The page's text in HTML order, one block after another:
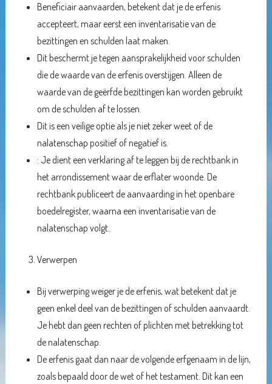
Beneficiair aanvaarden, betekent dat je de erfenis
accepteert, maar eerst een inventarisatie van de
bezittingen en schulden laat maken.
Dit beschermt je tegen aansprakelijkheid voor schulden
die de waarde van de erfenis overstijgen. Alleen de
waarde van de geërfde bezittingen kan worden gebruikt
om de schulden af te lossen.
Dit is een veilige optie als je niet zeker weet of de
nalatenschap positief of negatief is.
: Je dient een verklaring af te leggen bij de rechtbank in
het arrondissement waar de erflater woonde. De
rechtbank publiceert de aanvaarding in het openbare
boedelregister, waarna een inventarisatie van de
nalatenschap volgt.
Verwerpen
Bij verwerping weiger je de erfenis, wat betekent dat je
geen enkel deel van de bezittingen of schulden aanvaardt.
Je hebt dan geen rechten of plichten met betrekking tot
de nalatenschap.
De erfenis gaat dan naar de volgende erfgenaam in de lijn,
zoals bepaald door de wet of het testament. Dit kan een